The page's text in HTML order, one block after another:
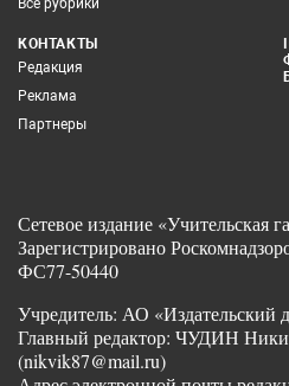
Все рубрики
КОНТАКТЫ
Редакция
Реклама
Партнеры
Сетевое издание «Учительская
Зарегистрировано
ФС77-50440
Учредитель: АО «Издательский
Главный редактор: ЧУДИН
(nikvik87@mail.ru)